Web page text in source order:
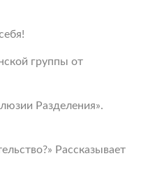
группы от
Разделения».
Рассказывает